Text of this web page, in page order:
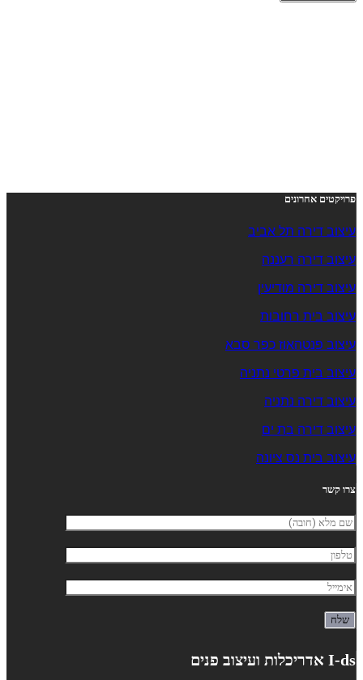
פרויקטים אחרונים
עיצוב דירה תל אביב
עיצוב דירה רעננה
עיצוב דירה מודיעין
עיצוב בית רחובות
עיצוב פנטהאוז כפר סבא
עיצוב בית פרטי נתניה
עיצוב דירה נתניה
עיצוב דירה בת ים
עיצוב בית נס ציונה
צרו קשר
I-ds אדריכלות ועיצוב פנים